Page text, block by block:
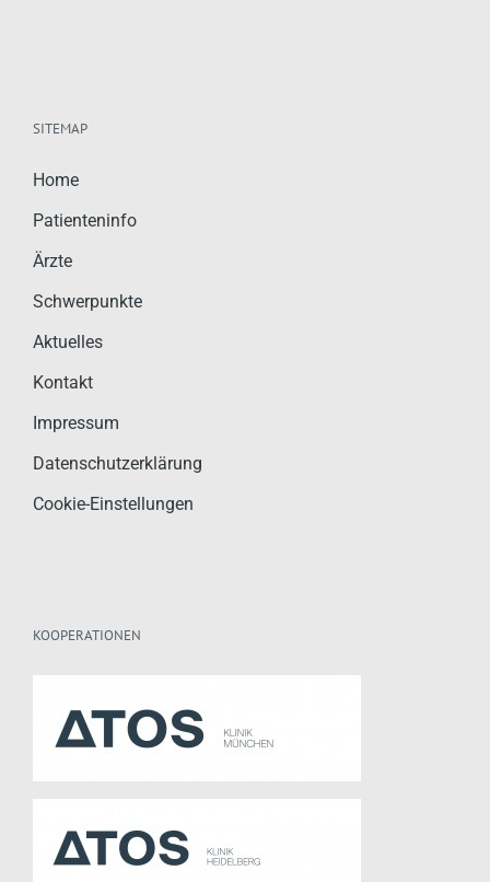
SITEMAP
Home
Patienteninfo
Ärzte
Schwerpunkte
Aktuelles
Kontakt
Impressum
Datenschutzerklärung
Cookie-Einstellungen
KOOPERATIONEN